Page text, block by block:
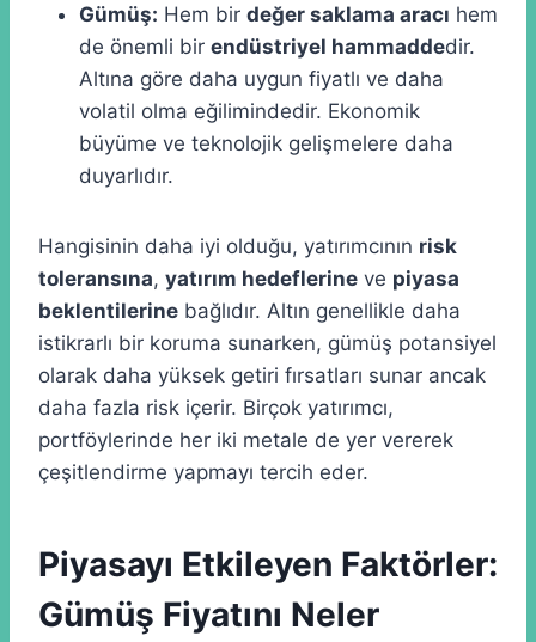
Gümüş: Hem bir değer saklama aracı hem
de önemli bir endüstriyel hammaddedir.
Altına göre daha uygun fiyatlı ve daha
volatil olma eğilimindedir. Ekonomik
büyüme ve teknolojik gelişmelere daha
duyarlıdır.
Hangisinin daha iyi olduğu, yatırımcının risk
toleransına, yatırım hedeflerine ve piyasa
beklentilerine bağlıdır. Altın genellikle daha
istikrarlı bir koruma sunarken, gümüş potansiyel
olarak daha yüksek getiri fırsatları sunar ancak
daha fazla risk içerir. Birçok yatırımcı,
portföylerinde her iki metale de yer vererek
çeşitlendirme yapmayı tercih eder.
Piyasayı Etkileyen Faktörler:
Gümüş Fiyatını Neler